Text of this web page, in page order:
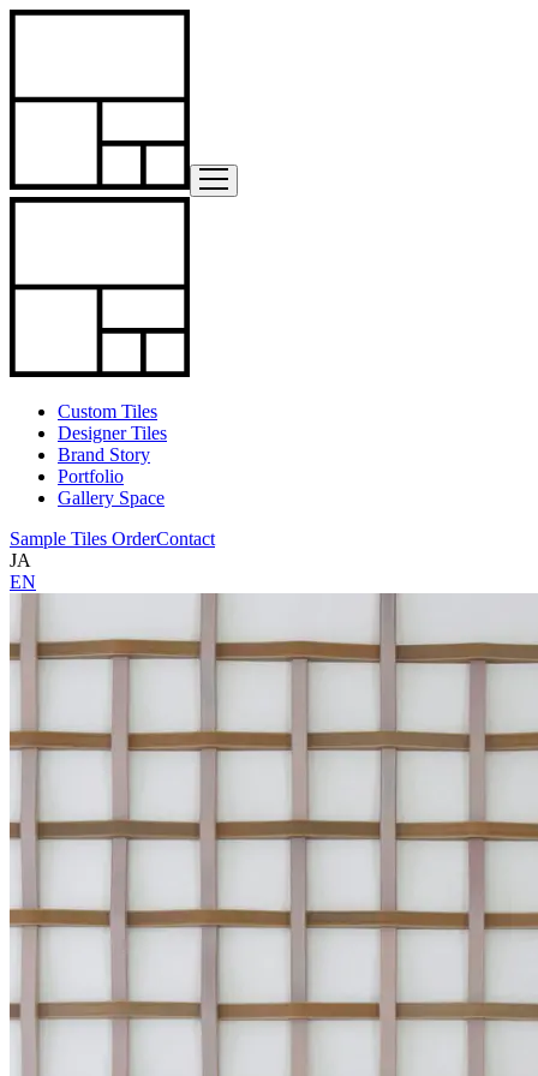
Custom Tiles
Designer Tiles
Brand Story
Portfolio
Gallery Space
Sample Tiles OrderContact
JA
EN